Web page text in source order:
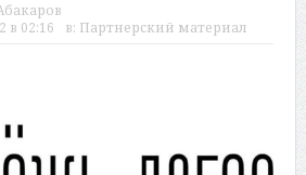
в 02:16 в: Партнерский материал